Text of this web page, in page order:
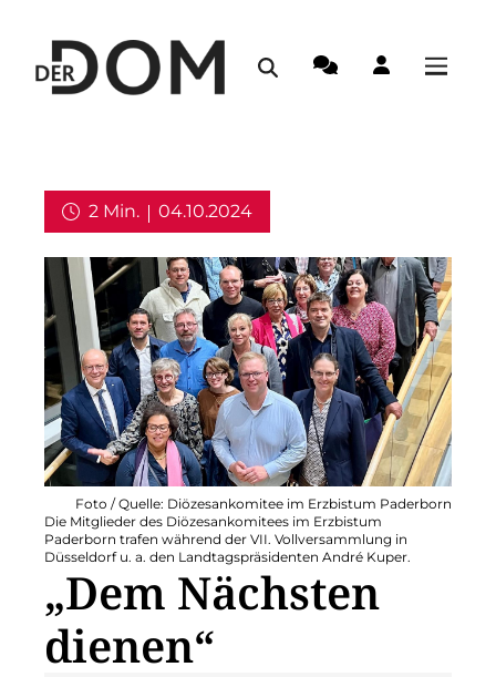
2 Min.
04.10.2024
Die Mitglieder des Diözesankomitees im Erzbistum
Paderborn trafen während der VII. Vollversammlung in
Düsseldorf u. a. den Landtagspräsidenten André Kuper.
Foto / Quelle: Diözesankomitee im Erzbistum Paderborn
„Dem Nächsten
dienen“